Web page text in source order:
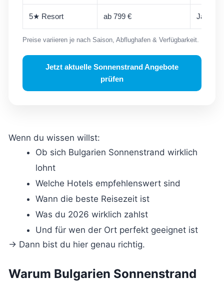
5★ Resort ab 799 € Ja
Preise variieren je nach Saison, Abflughafen & Verfügbarkeit.
Jetzt aktuelle Sonnenstrand Angebote
prüfen
Wenn du wissen willst:
Ob sich Bulgarien Sonnenstrand wirklich
lohnt
Welche Hotels empfehlenswert sind
Wann die beste Reisezeit ist
Was du 2026 wirklich zahlst
Und für wen der Ort perfekt geeignet ist
→ Dann bist du hier genau richtig.
Warum Bulgarien Sonnenstrand